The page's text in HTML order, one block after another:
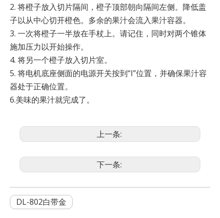
2. 将橙子放入切片隔间，橙子顶部朝向隔间左侧。降低盖
子以从中心切开橙色。多余的果汁会流入果汁容器。
3. 一次将橙子一半放在手杖上。请记住，同时对两个锥体
施加压力以开始操作。
4. 将另一个橙子放入切片室。
5. 将电机底座侧面的电源开关按到“I”位置，并确保果汁容
器处于正确位置。
6.美味的果汁就完成了。
上一条:
下一条:
DL-802白带金